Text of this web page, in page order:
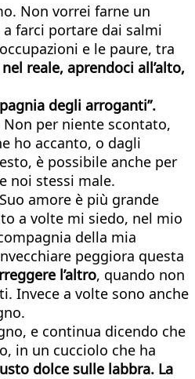
Non vorrei farne un
farci portare dai salmi
e le paure, tra
reale, aprendoci all’alto,
degli arroganti”.
per niente scontato,
ho accanto, o dagli
è possibile anche per
noi stessi male.
amore è più grande
a volte mi siedo, nel mio
della mia
peggiora questa
l’altro, quando non
Invece a volte sono anche
e continua dicendo che
in un cucciolo che ha
dolce sulle labbra. La